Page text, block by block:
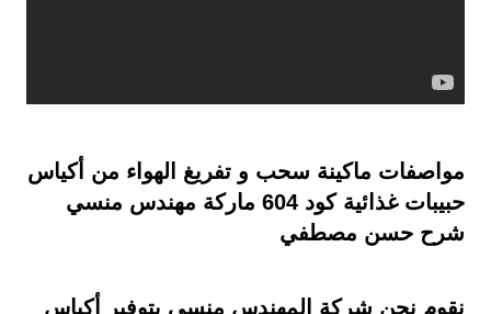
مواصفات ماكينة سحب و تفريغ الهواء من أكياس
حبيبات غذائية كود 604 ماركة مهندس منسي
شرح حسن مصطفي
نقوم نحن شركة المهندس منسى بتوفير أكياس